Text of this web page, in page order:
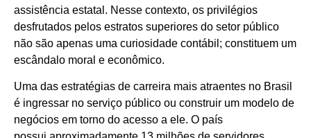
assistência estatal. Nesse contexto, os privilégios
desfrutados pelos estratos superiores do setor público
não são apenas uma curiosidade contábil; constituem um
escândalo moral e econômico.
Uma das estratégias de carreira mais atraentes no Brasil
é ingressar no serviço público ou construir um modelo de
negócios em torno do acesso a ele. O país